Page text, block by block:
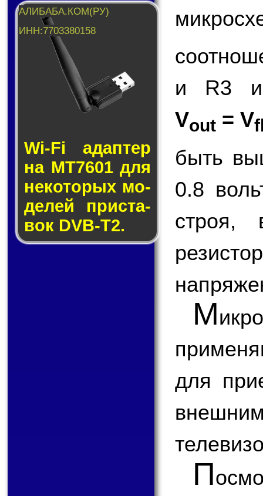
Wi-Fi адап­тер
на MT7601 для
не­ко­то­рых мо­
де­лей прис­та­
вок DVB-T2.
и R3 и
Vout = V
быть
0.8
строя,
М
для
П